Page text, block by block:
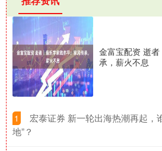
金富宝配资 逝
承，薪火不息
1
宏泰证券 新一轮出海热潮再起，
地”？